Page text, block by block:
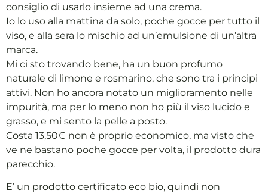
consiglio di usarlo insieme ad una crema.
Io lo uso alla mattina da solo, poche gocce per tutto il
viso, e alla sera lo mischio ad un’emulsione di un’altra
marca.
Mi ci sto trovando bene, ha un buon profumo
naturale di limone e rosmarino, che sono tra i principi
attivi. Non ho ancora notato un miglioramento nelle
impurità, ma per lo meno non ho più il viso lucido e
grasso, e mi sento la pelle a posto.
Costa 13,50€ non è proprio economico, ma visto che
ve ne bastano poche gocce per volta, il prodotto dura
parecchio.
E’ un prodotto certificato eco bio, quindi non